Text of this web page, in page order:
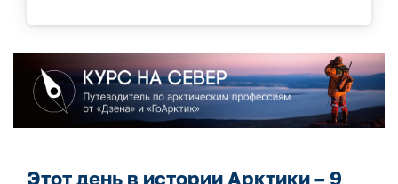
Этот день в истории Арктики – 9